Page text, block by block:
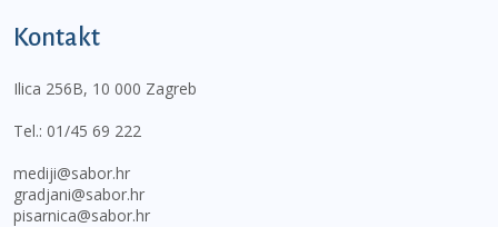
Kontakt
Ilica 256B, 10 000 Zagreb
Tel.: 01/45 69 222
mediji@sabor.hr
gradjani@sabor.hr
pisarnica@sabor.hr